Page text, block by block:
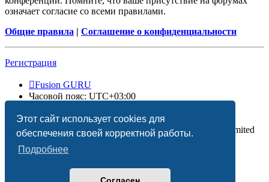
Этот сайт использует cookies для
обеспечения своей корректной работы.
Подробнее
означает согласие со всеми правилами.
Общие правила | Соглашение о конфиденциальности
Регистрация
Fusion GURU
Часовой пояс: UTC+03:00
Создано на основеphpBB® Forum Software © phpBB Limited